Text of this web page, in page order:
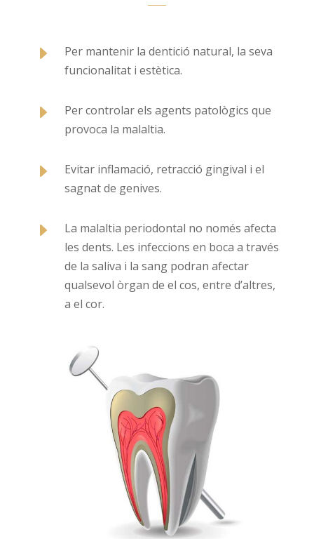
E
Per mantenir la dentició natural, la seva
funcionalitat i estètica.
E
Per controlar els agents patològics que
provoca la malaltia.
E
Evitar inflamació, retracció gingival i el
sagnat de genives.
E
La malaltia periodontal no només afecta
les dents. Les infeccions en boca a través
de la saliva i la sang podran afectar
qualsevol òrgan de el cos, entre d’altres,
a el cor.